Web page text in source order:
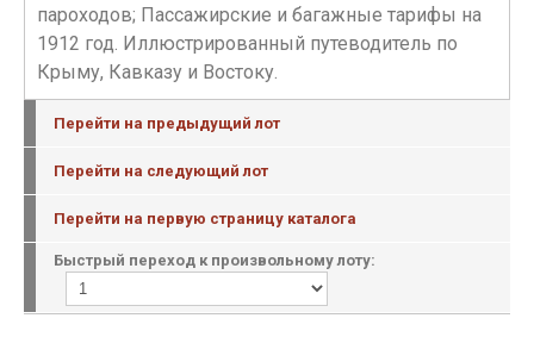
пароходов; Пассажирские и багажные тарифы на
1912 год. Иллюстрированный путеводитель по
Крыму, Кавказу и Востоку.
Перейти на предыдущий лот
Перейти на следующий лот
Перейти на первую страницу каталога
Быстрый переход к произвольному лоту: